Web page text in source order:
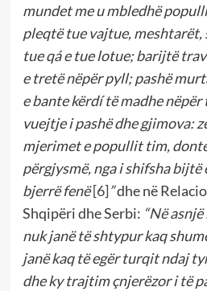
mundet me u mbledhë
pleqtë tue vajtue,
tue qá e tue lotue; barijtë
e tretë nëpër pyll; pashë
e bante kërdí të madhe
vuejtje i pashë dhe gjimova:
mjerimet e popullit tim, donte
përgjysmë, nga i shifsha bijtë
bjerrë fenë [6]”dhe në
Shqipëri dhe Serbi: “Në
nuk janë të shtypur kaq
janë kaq të egër turqit ndaj
dhe ky trajtim çnjerëzor i të